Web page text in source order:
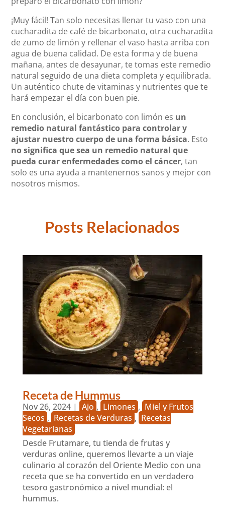
¡Muy fácil! Tan solo necesitas llenar tu vaso con una
cucharadita de café de bicarbonato, otra cucharadita
de zumo de limón y rellenar el vaso hasta arriba con
agua de buena calidad. De esta forma y de buena
mañana, antes de desayunar, te tomas este remedio
natural seguido de una dieta completa y equilibrada.
Un auténtico chute de vitaminas y nutrientes que te
hará empezar el día con buen pie.
En conclusión, el bicarbonato con limón es un
remedio natural fantástico para controlar y
ajustar nuestro cuerpo de una forma básica. Esto
no significa que sea un remedio natural que
pueda curar enfermedades como el cáncer, tan
solo es una ayuda a mantenernos sanos y mejor con
nosotros mismos.
Posts Relacionados
Receta de Hummus
Nov 26, 2024| Ajo , Limones , Miel y Frutos
Secos , Recetas de Verduras , Recetas
Vegetarianas
Desde Frutamare, tu tienda de frutas y
verduras online, queremos llevarte a un viaje
culinario al corazón del Oriente Medio con una
receta que se ha convertido en un verdadero
tesoro gastronómico a nivel mundial: el
hummus.